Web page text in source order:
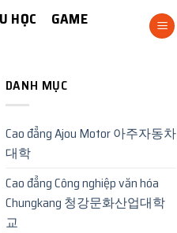
HỌC
GAME
DANH MỤC
Cao đẳng Ajou Motor 아주자동차
대학
Cao đẳng Công nghiệp văn hóa
Chungkang 청강문화산업대학
교